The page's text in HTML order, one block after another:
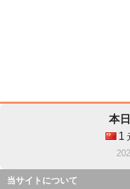
本
1
当サイトについて